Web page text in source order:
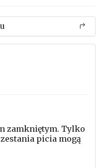
zamkniętym. Tylko
picia mogą